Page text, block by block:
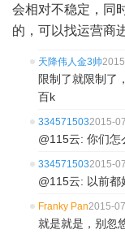
会相对不稳定，同
的，可以找运营商
天降伟人金3帅
限制了就限制了
百k
3345715032015-
@115云: 你们怎
3345715032015-
@115云: 以前都
Franky Pan2015-
就是就是，别忽